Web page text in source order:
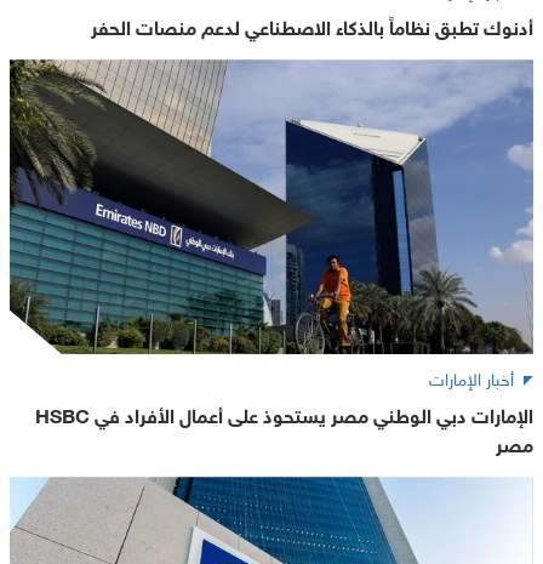
أدنوك تطبق نظاماً بالذكاء الاصطناعي لدعم منصات الحفر
أخبار الإمارات
الإمارات دبي الوطني مصر يستحوذ على أعمال الأفراد في HSBC
مصر